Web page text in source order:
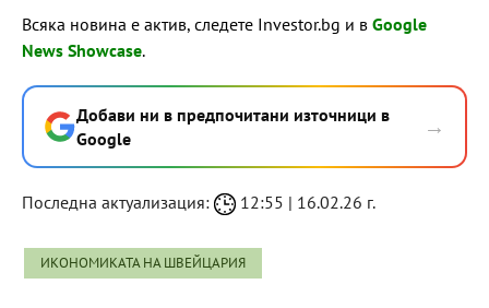
Всяка новина е актив, следете Investor.bg и в Google
News Showcase.
Добави ни в предпочитани източници в
Google
→
Последна актуализация: 12:55 | 16.02.26 г.
ИКОНОМИКАТА НА ШВЕЙЦАРИЯ